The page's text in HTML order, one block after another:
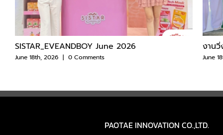
SISTAR_EVEANDBOY June 2026
June 18th, 2026 | 0 Comments
งาน
June
PAOTAE INNOVATION CO.,LTD.